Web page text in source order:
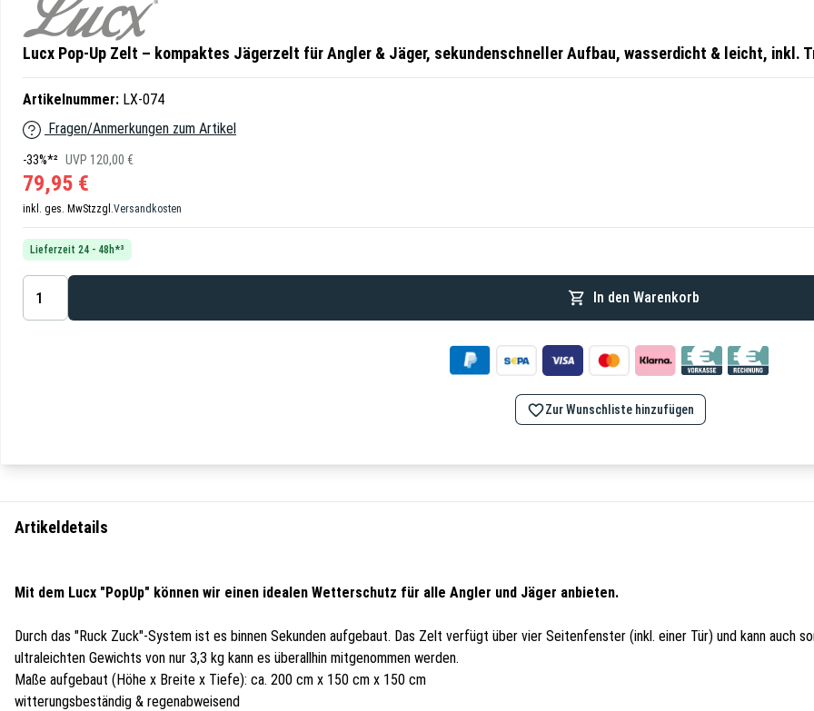
Lucx Pop-Up Zelt – kompaktes Jägerzelt für Angler & Jäger, sekundenschneller Aufbau, wasserdicht & leicht, inkl.
Artikelnummer: LX-074
Fragen/Anmerkungen zum Artikel
-33%*² UVP 120,00 €
79,95 €
inkl. ges. MwStzzgl.Versandkosten
Lieferzeit 24 - 48h*³
In den Warenkorb
Zur Wunschliste hinzufügen
Artikeldetails
Mit dem Lucx "PopUp" können wir einen idealen Wetterschutz für alle Angler und Jäger anbieten.
Durch das "Ruck Zuck"-System ist es binnen Sekunden aufgebaut. Das Zelt verfügt über vier Seitenfenster (inkl. einer Tür) und kann auch
ultraleichten Gewichts von nur 3,3 kg kann es überallhin mitgenommen werden.
Maße aufgebaut (Höhe x Breite x Tiefe): ca. 200 cm x 150 cm x 150 cm
witterungsbeständig & regenabweisend